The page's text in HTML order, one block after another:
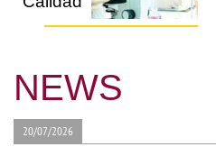
NEWS
20/07/2026